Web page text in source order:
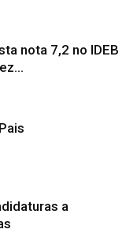
nota 7,2 no IDEB
a